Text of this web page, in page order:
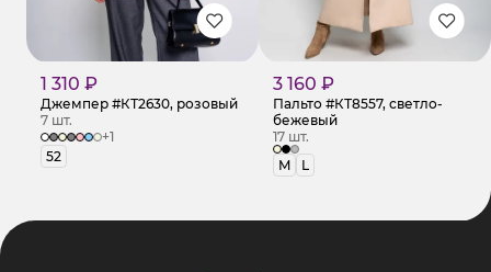
1 310 ₽
Джемпер #КТ2630, розовый
7 шт.
+1
52
3 160 ₽
Пальто #КТ8557, светло-
бежевый
17 шт.
M
L